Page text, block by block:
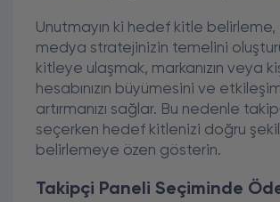
Unutmayın ki hedef kitle belirleme,
medya stratejinizin temelini
kitleye ulaşmak, markanızın veya
hesabınızın büyümesini ve
artırmanızı sağlar. Bu nedenle
seçerken hedef kitlenizi doğru
belirlemeye özen gösterin.
Takipçi Paneli Seçiminde